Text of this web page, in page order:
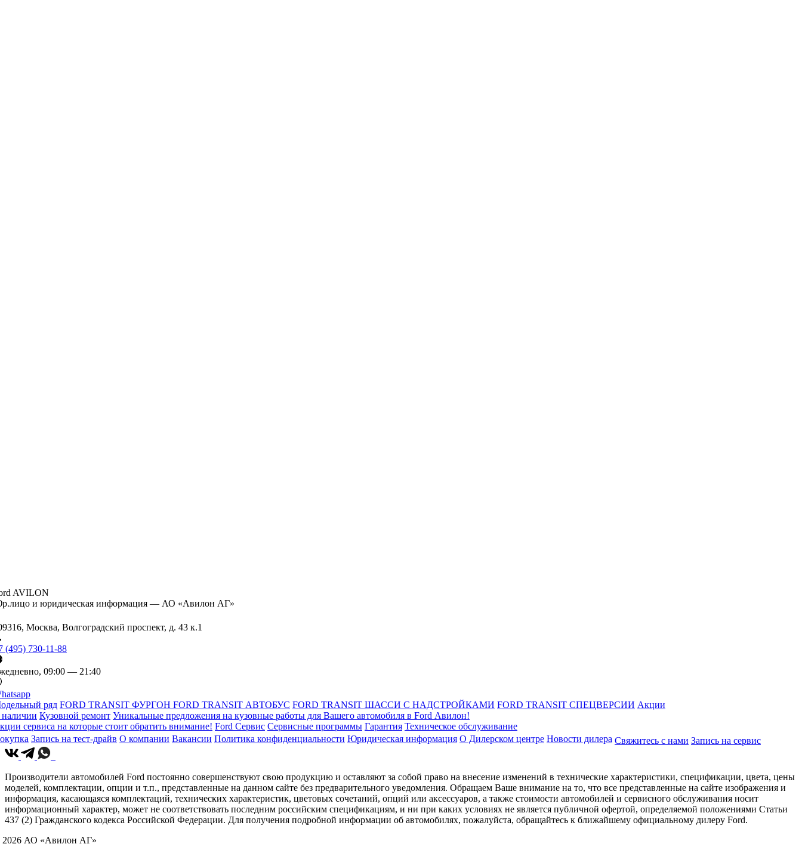
AVILON
и юридическая информация — АО «Авилон АГ»
Москва, Волгоградский проспект, д. 43 к.1
(495) 730-11-88
09:00 — 21:40
ряд FORD TRANSIT ФУРГОН FORD TRANSIT АВТОБУС FORD TRANSIT ШАССИ С НАДСТРОЙКАМИ FORD TRANSIT СПЕЦВЕРСИИ Акции
Кузовной ремонт Уникальные предложения на кузовные работы для Вашего автомобиля в Ford Авилон!
сервиса на которые стоит обратить внимание! Ford Сервис Сервисные программы Гарантия Техническое обслуживание
Запись на тест-драйв О компании Вакансии Политика конфиденциальности Юридическая информация О Дилерском центре Новости дилера Свяжитесь с нами Запись на сервис
Производители автомобилей Ford постоянно совершенствуют свою продукцию и оставляют за собой право на внесение изменений в технические характеристики, спецификации, цвета, цены
моделей, комплектации, опции и т.п., представленные на данном сайте без предварительного уведомления. Обращаем Ваше внимание на то, что все представленные на сайте изображения и
информация, касающаяся комплектаций, технических характеристик, цветовых сочетаний, опций или аксессуаров, а также стоимости автомобилей и сервисного обслуживания носит
информационный характер, может не соответствовать последним российским спецификациям, и ни при каких условиях не является публичной офертой, определяемой положениями Статьи
437 (2) Гражданского кодекса Российской Федерации. Для получения подробной информации об автомобилях, пожалуйста, обращайтесь к ближайшему официальному дилеру Ford.
АО «Авилон АГ»